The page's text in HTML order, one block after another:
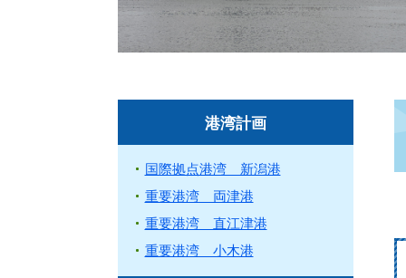
港湾計画
国際拠点港湾 新潟港
重要港湾 両津港
重要港湾 直江津港
重要港湾 小木港